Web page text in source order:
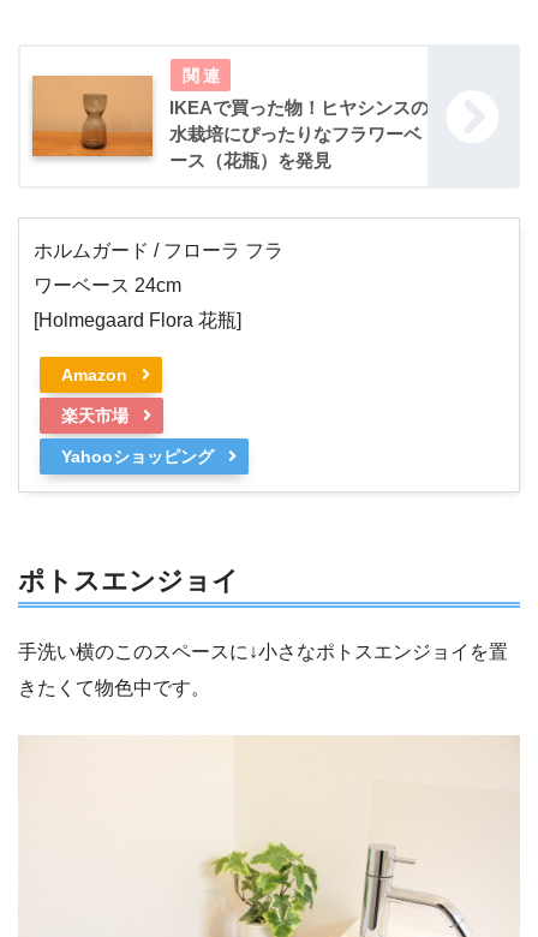
IKEAで買った物！ヒヤシンスの
水栽培にぴったりなフラワーベ
ース（花瓶）を発見
ホルムガード / フローラ フラ
ワーベース 24cm
[Holmegaard Flora 花瓶]
Amazon
楽天市場
Yahooショッピング
ポトスエンジョイ
手洗い横のこのスペースに↓小さなポトスエンジョイを置
きたくて物色中です。